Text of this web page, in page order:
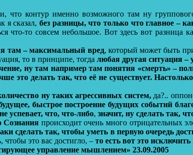
что контур именно возможного там ну
я сказал, без разницы, что только что главное –
что-то совсем небольшое. Вот здесь вот
там – максимальный вред, который может быть
то в принципе, тогда любая другая ситуация –
ну там например там понятия «смерть» –
это делать так, что её не существует.
ну таких агрессивных систем,да?..
быстрое построение будущих событий
успевает, что, что-либо, значит, ну сделать так,
Сознания происходит очень много отрицательных
сделать так, чтобы уметь в первую очередь
чтобы это вас достигло, – то есть вот это
управление мышлением» 23.09.2005